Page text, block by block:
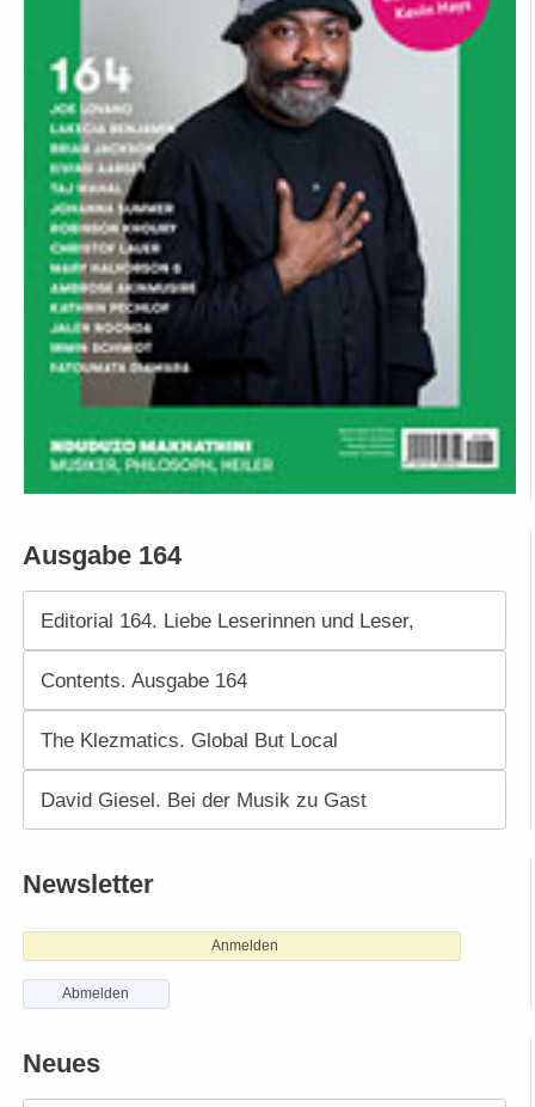
Ausgabe 164
Editorial 164. Liebe Leserinnen und Leser,
Contents. Ausgabe 164
The Klezmatics. Global But Local
David Giesel. Bei der Musik zu Gast
Newsletter
Anmelden
Abmelden
Neues